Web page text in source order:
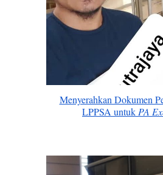
Menyerahkan Dokumen
LPPSA untukPA